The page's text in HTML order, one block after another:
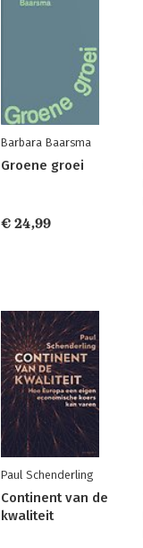
Barbara Baarsma
Groene groei
€ 24,99
Paul Schenderling
Continent van de
kwaliteit